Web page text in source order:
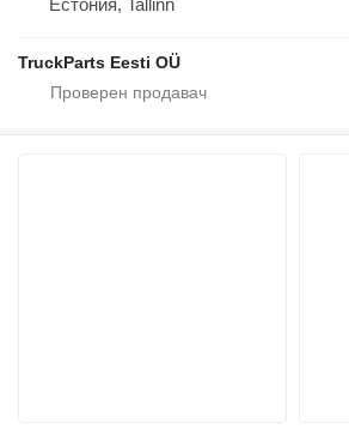
TruckParts Eesti OÜ